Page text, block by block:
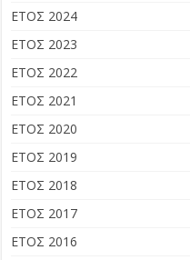
ΕΤΟΣ 2024
ΕΤΟΣ 2023
ΕΤΟΣ 2022
ΕΤΟΣ 2021
ΕΤΟΣ 2020
ΕΤΟΣ 2019
ΕΤΟΣ 2018
ΕΤΟΣ 2017
ΕΤΟΣ 2016